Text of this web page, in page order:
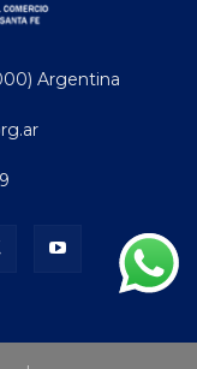
Argentina